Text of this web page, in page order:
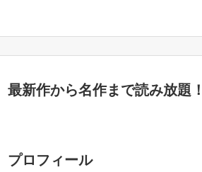
最新作から名作まで読み放題！
プロフィール